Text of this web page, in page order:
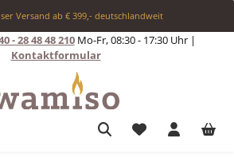
Versand ab € 399,- deutschlandweit
- 28 48 48 210Mo-Fr, 08:30 - 17:30 Uhr |
Kontaktformular
Du hast 0